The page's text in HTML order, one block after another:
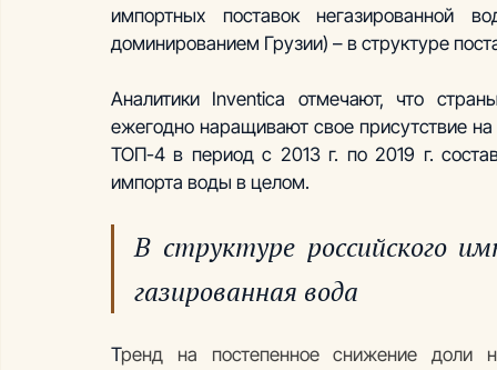
импортных поставок
доминированием Грузии) – в структуре
Аналитики Inventica отмечают, что
ежегодно наращивают свое присутствие
ТОП-4 в период с 2013 г. по 2019 г.
импорта воды в целом.
В структуре российского
газированная вода
Т